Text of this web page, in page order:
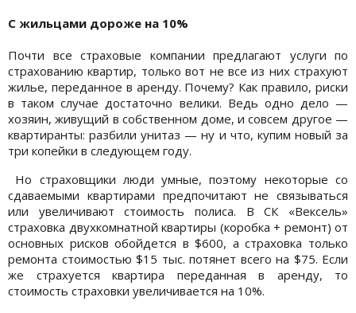
С жильцами дороже на 10%
Почти все страховые компании предлагают услуги по
страхованию квартир, только вот не все из них страхуют
жилье, переданное в аренду. Почему? Как правило, риски
в таком случае достаточно велики. Ведь одно дело —
хозяин, живущий в собственном доме, и совсем другое —
квартиранты: разбили унитаз — ну и что, купим новый за
три копейки в следующем году.
Но страховщики люди умные, поэтому некоторые со
сдаваемыми квартирами предпочитают не связываться
или увеличивают стоимость полиса. В СК «Вексель»
страховка двухкомнатной квартиры (коробка + ремонт) от
основных рисков обойдется в $600, а страховка только
ремонта стоимостью $15 тыс. потянет всего на $75. Если
же страхуется квартира переданная в аренду, то
стоимость страховки увеличивается на 10%.